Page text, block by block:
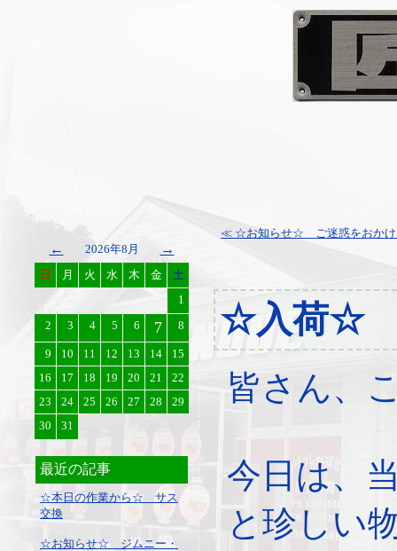
← 2026年8月 →
日 月 火 水 木 金
土
1
2
3 4 5 6 7 8
9 10 11 12 13 14
15
16
17 18 19 20 21
22
23
24 25 26 27 28
29
30
31
最近の記事
☆本日の作業から☆ サス
交換
☆お知らせ☆ ジムニー・
≪ ☆お知らせ☆ ご迷惑をおかけ
☆入荷☆
皆さん、
今日は、
と珍しい